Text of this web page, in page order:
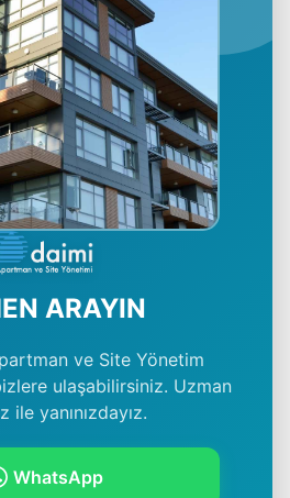
ARAYIN
ve Site Yönetim
ulaşabilirsiniz. Uzman
ile yanınızdayız.
WhatsApp